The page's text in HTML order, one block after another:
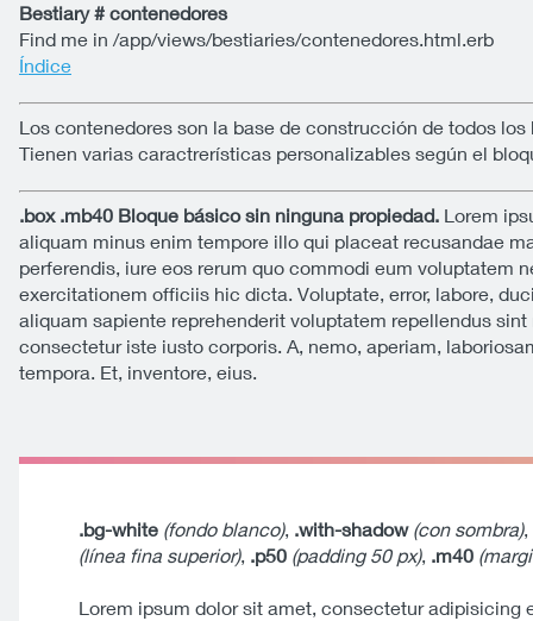
Bestiary # contenedores
Find me in /app/views/bestiaries/contenedores.html.erb
Índice
Los contenedores son la base de construcción de todos los
Tienen varias caractrerísticas personalizables según el
.box .mb40 Bloque básico sin ninguna propiedad. Lorem
aliquam minus enim tempore illo qui placeat recusandae
perferendis, iure eos rerum quo commodi eum voluptatem
exercitationem officiis hic dicta. Voluptate, error, labore,
aliquam sapiente reprehenderit voluptatem repellendus
consectetur iste iusto corporis. A, nemo, aperiam,
tempora. Et, inventore, eius.
.bg-white (fondo blanco), .with-shadow (con sombra),
(línea fina superior), .p50 (padding 50 px), .m40
Lorem ipsum dolor sit amet, consectetur